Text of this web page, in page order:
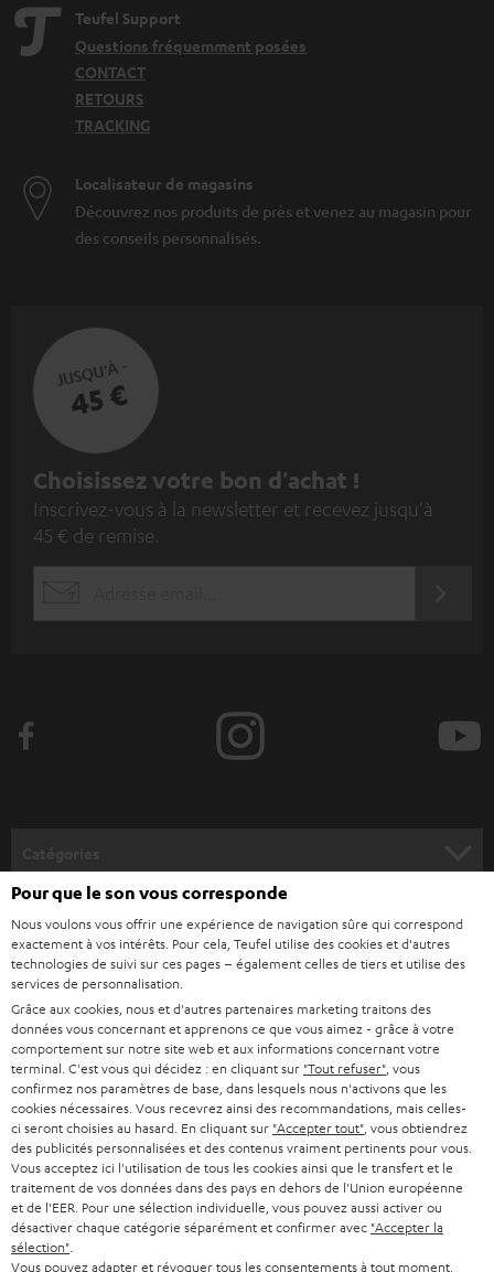
Teufel Support
Questions fréquemment posées
CONTACT
RETOURS
TRACKING
Localisateur de magasins
Découvrez nos produits de près et venez au magasin pour
des conseils personnalisés.
JUSQU'À -
45 €
I
n
s
z
u
à
l
a
n
e
w
s
l
e
t
Choisissez votre bon d'achat !
Inscrivez-vous à la newsletter et recevez jusqu'à
45 € de remise.
HOME CINEMA
SYSTEMES COMPLETS HOME CINEMA
BARRES DE SON
STEREO
SMART HOME
BLUETOOTH
CASQUES AUDIO
CASQUES BLUETOOTH AUDIO
Société
SUPPORT
CARRIÈRE
PRESSE
B2B
BLOG
NEWSLETTER
MAGASINS
Boutiques en ligne Teufel
ALLEMAGNE
AUTRICHE
SUISSE
PAYS-BAS
BELGIQUE
Pour que le son vous corresponde
Nous voulons vous offrir une expérience de navigation sûre qui correspond
exactement à vos intérêts. Pour cela, Teufel utilise des cookies et d'autres
technologies de suivi sur ces pages – également celles de tiers et utilise des
services de personnalisation.
Grâce aux cookies, nous et d'autres partenaires marketing traitons des
données vous concernant et apprenons ce que vous aimez - grâce à votre
comportement sur notre site web et aux informations concernant votre
terminal. C'est vous qui décidez : en cliquant sur "Tout refuser" , vous
confirmez nos paramètres de base, dans lesquels nous n'activons que les
cookies nécessaires. Vous recevrez ainsi des recommandations, mais celles-
ci seront choisies au hasard. En cliquant sur "Accepter tout" , vous obtiendrez
des publicités personnalisées et des contenus vraiment pertinents pour vous.
Vous acceptez ici l'utilisation de tous les cookies ainsi que le transfert et le
traitement de vos données dans des pays en dehors de l'Union européenne
et de l'EER. Pour une sélection individuelle, vous pouvez aussi activer ou
désactiver chaque catégorie séparément et confirmer avec "Accepter la
sélection"
Vous pouvez adapter et révoquer tous les consentements à tout moment,